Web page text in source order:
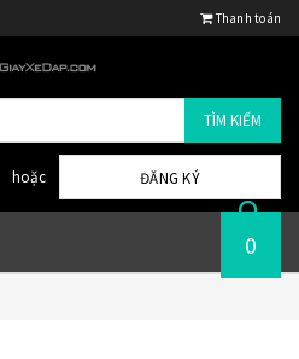
Thanh toán
TÌM KIẾM
hoặc ĐĂNG KÝ
0